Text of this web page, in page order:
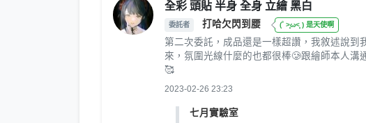
全彩 頭貼 半身 全身 立繪 黑白
委託者 打哈欠閃到腰 (˚ ˃̣̣̥ω˂̣̣̥ ) 是天使啊
第二次委託，成品還是一樣超讚，我敘述說到
來，氛圍光線什麼的也都很棒🥲跟繪師本人溝
🥰
2023-02-26 23:23
七月實驗室